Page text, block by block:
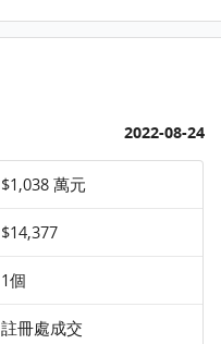
2022-08-24
$1,038 萬元
$14,377
1個
註冊處成交